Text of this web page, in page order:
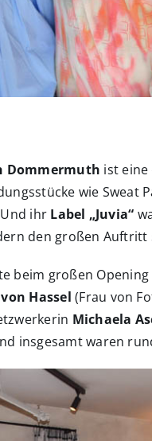
Dommermuth ist
wie Sweat
ihr Label „Juvia“
den großen Auftritt
beim großen
Hassel (Frau von
Michaela
insgesamt waren